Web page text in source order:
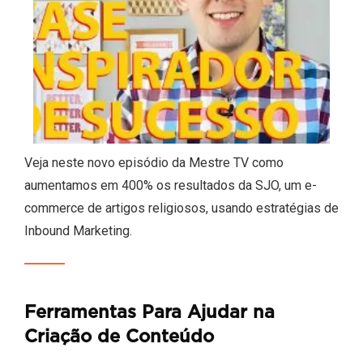
Veja neste novo episódio da Mestre TV como
aumentamos em 400% os resultados da SJO, um e-
commerce de artigos religiosos, usando estratégias de
Inbound Marketing.
Ferramentas Para Ajudar na
Criação de Conteúdo